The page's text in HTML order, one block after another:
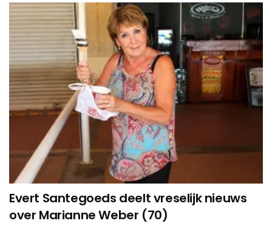
Evert Santegoeds deelt vreselijk nieuws
over Marianne Weber (70)